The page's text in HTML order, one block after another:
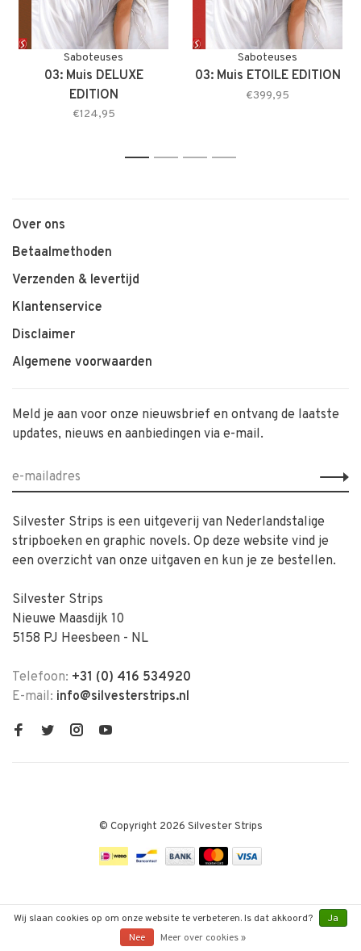
Saboteuses
03: Muis DELUXE
EDITION
€124,95
Saboteuses
03: Muis ETOILE EDITION
€399,95
1 2 3 4
Over ons
Betaalmethoden
Verzenden & levertijd
Klantenservice
Disclaimer
Algemene voorwaarden
Meld je aan voor onze nieuwsbrief en ontvang de laatste
updates, nieuws en aanbiedingen via e-mail.
Silvester Strips is een uitgeverij van Nederlandstalige
stripboeken en graphic novels. Op deze website vind je
een overzicht van onze uitgaven en kun je ze bestellen.
Silvester Strips
Nieuwe Maasdijk 10
5158 PJ Heesbeen - NL
Telefoon: +31 (0) 416 534920
E-mail: info@silvesterstrips.nl
© Copyright 2026 Silvester Strips
Wij slaan cookies op om onze website te verbeteren. Is dat akkoord?
Ja
Nee
Meer over cookies »